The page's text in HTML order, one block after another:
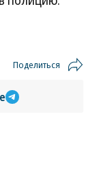
Поделиться